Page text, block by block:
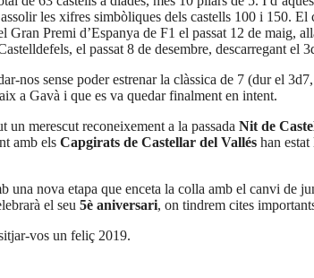
les xifres simbòliques dels castells 100 i 150.
Gran Premi d’Espanya de F1 el passat 12 de maig,
el passat 8 de desembre, descarregant el
nos sense poder estrenar la clàssica de 7 (dur el
a Gavà i que es va quedar finalment en intent.
merescut reconeixement a la passada Nit de
amb els Capgirats de Castellar del Vallés han
una nova etapa que enceta la colla amb el canvi de
el seu 5è aniversari, on tindrem cites
vos un feliç 2019.